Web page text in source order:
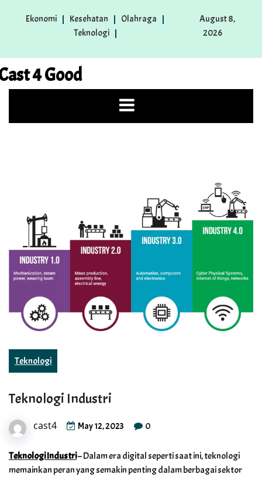
Ekonomi Kesehatan
Olahraga
Teknologi
August 8,
2026
4 Good
Teknologi
Teknologi Industri
cast4 May 12, 2023 0
Teknologi Industri– Dalam era digital seperti saat ini, teknologi
memainkan peran yang semakin penting dalam berbagai sektor